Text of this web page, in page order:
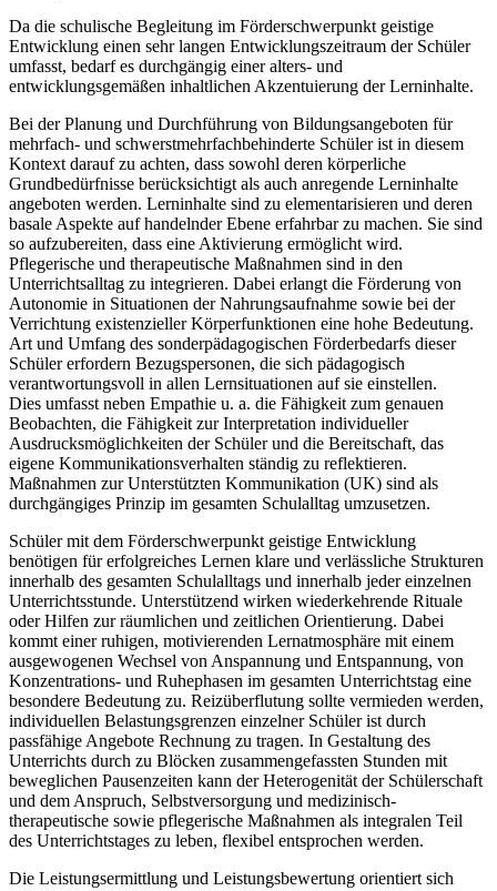
Da die schulische Begleitung im Förderschwerpunkt geistige
Entwicklung einen sehr langen Entwicklungszeitraum der Schüler
umfasst, bedarf es durchgängig einer alters- und
entwicklungsgemäßen inhaltlichen Akzentuierung der Lerninhalte.
Bei der Planung und Durchführung von Bildungsangeboten für
mehrfach- und schwerstmehrfachbehinderte Schüler ist in diesem
Kontext darauf zu achten, dass sowohl deren körperliche
Grundbedürfnisse berücksichtigt als auch anregende Lerninhalte
angeboten werden. Lerninhalte sind zu elementarisieren und deren
basale Aspekte auf handelnder Ebene erfahrbar zu machen. Sie sind
so aufzubereiten, dass eine Aktivierung ermöglicht wird.
Pflegerische und therapeutische Maßnahmen sind in den
Unterrichtsalltag zu integrieren. Dabei erlangt die Förderung von
Autonomie in Situationen der Nahrungsaufnahme sowie bei der
Verrichtung existenzieller Körperfunktionen eine hohe Bedeutung.
Art und Umfang des sonderpädagogischen Förderbedarfs dieser
Schüler erfordern Bezugspersonen, die sich pädagogisch
verantwortungsvoll in allen Lernsituationen auf sie einstellen.
Dies umfasst neben Empathie u. a. die Fähigkeit zum genauen
Beobachten, die Fähigkeit zur Interpretation individueller
Ausdrucksmöglichkeiten der Schüler und die Bereitschaft, das
eigene Kommunikationsverhalten ständig zu reflektieren.
Maßnahmen zur Unterstützten Kommunikation (UK) sind als
durchgängiges Prinzip im gesamten Schulalltag umzusetzen.
Schüler mit dem Förderschwerpunkt geistige Entwicklung
benötigen für erfolgreiches Lernen klare und verlässliche Strukturen
innerhalb des gesamten Schulalltags und innerhalb jeder einzelnen
Unterrichtsstunde. Unterstützend wirken wiederkehrende Rituale
oder Hilfen zur räumlichen und zeitlichen Orientierung. Dabei
kommt einer ruhigen, motivierenden Lernatmosphäre mit einem
ausgewogenen Wechsel von Anspannung und Entspannung, von
Konzentrations- und Ruhephasen im gesamten Unterrichtstag eine
besondere Bedeutung zu. Reizüberflutung sollte vermieden werden,
individuellen Belastungsgrenzen einzelner Schüler ist durch
passfähige Angebote Rechnung zu tragen. In Gestaltung des
Unterrichts durch zu Blöcken zusammengefassten Stunden mit
beweglichen Pausenzeiten kann der Heterogenität der Schülerschaft
und dem Anspruch, Selbstversorgung und medizinisch-
therapeutische sowie pflegerische Maßnahmen als integralen Teil
des Unterrichtstages zu leben, flexibel entsprochen werden.
Die Leistungsermittlung und Leistungsbewertung orientiert sich